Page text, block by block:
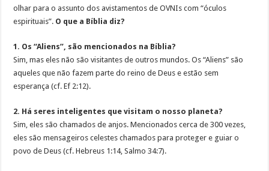
olhar para o assunto dos avistamentos de OVNIs com “óculos
espirituais”. O que a Bíblia diz?
1. Os “Aliens”, são mencionados na Bíblia?
Sim, mas eles não são visitantes de outros mundos. Os “Aliens” são
aqueles que não fazem parte do reino de Deus e estão sem
esperança (cf. Ef 2:12).
2. Há seres inteligentes que visitam o nosso planeta?
Sim, eles são chamados de anjos. Mencionados cerca de 300 vezes,
eles são mensageiros celestes chamados para proteger e guiar o
povo de Deus (cf. Hebreus 1:14, Salmo 34:7).